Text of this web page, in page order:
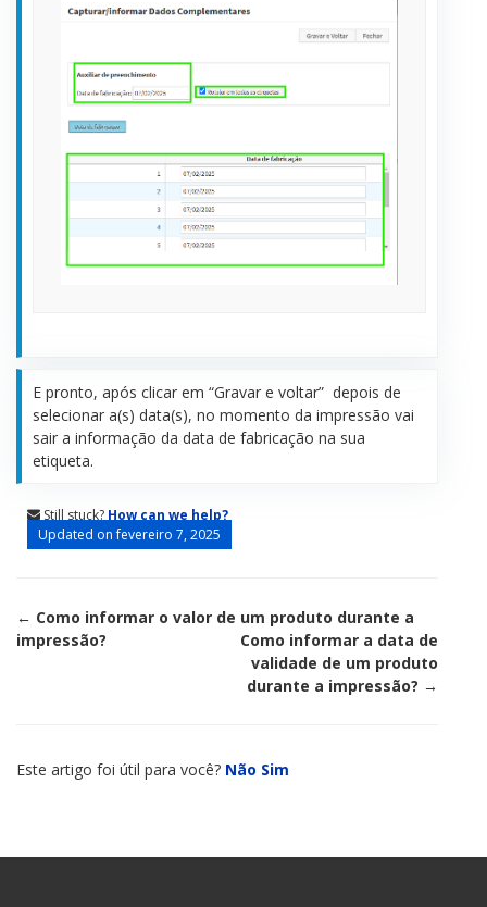
E pronto, após clicar em “Gravar e voltar” depois de
selecionar a(s) data(s), no momento da impressão vai
sair a informação da data de fabricação na sua
etiqueta.
Still stuck? How can we help?
Updated on fevereiro 7, 2025
Doc
← Como informar o valor de um produto durante a
impressão?
Como informar a data de
validade de um produto
durante a impressão? →
Este artigo foi útil para você? Não Sim